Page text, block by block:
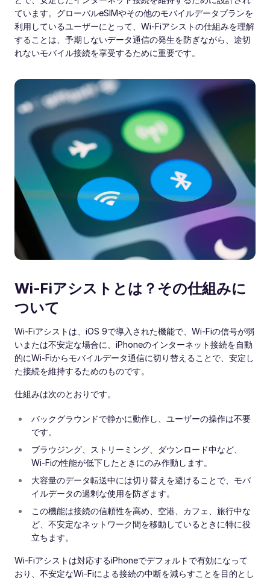
ています。グローバルeSIMやその他のモバイルデータプランを
利用しているユーザーにとって、Wi‑Fiアシストの仕組みを理解
することは、予期しないデータ通信の発生を防ぎながら、途切
れないモバイル接続を享受するために重要です。
Wi‑Fiアシストとは？その仕組みに
ついて
Wi‑Fiアシストは、iOS 9で導入された機能で、Wi‑Fiの信号が弱
いまたは不安定な場合に、iPhoneのインターネット接続を自動
的にWi‑Fiからモバイルデータ通信に切り替えることで、安定し
た接続を維持するためのものです。
仕組みは次のとおりです。
バックグラウンドで静かに動作し、ユーザーの操作は不要
です。
ブラウジング、ストリーミング、ダウンロード中など、
Wi‑Fiの性能が低下したときにのみ作動します。
大容量のデータ転送中には切り替えを避けることで、モバ
イルデータの過剰な使用を防ぎます。
この機能は接続の信頼性を高め、空港、カフェ、旅行中な
ど、不安定なネットワーク間を移動しているときに特に役
立ちます。
Wi‑Fiアシストは対応するiPhoneでデフォルトで有効になって
おり、不安定なWi‑Fiによる接続の中断を減らすことを目的とし